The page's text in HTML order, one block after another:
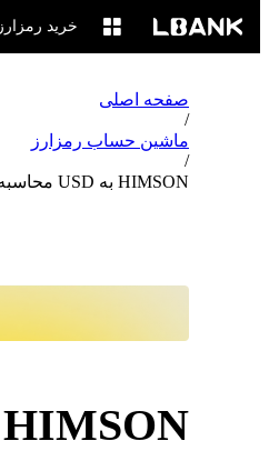
خرید رمزارز
صفحه اصلی
/
ماشین حساب رمزارز
/
HIMSON به USD محاسبه نرخ ارز
HIMSON به USD محاسبه نرخ ارز